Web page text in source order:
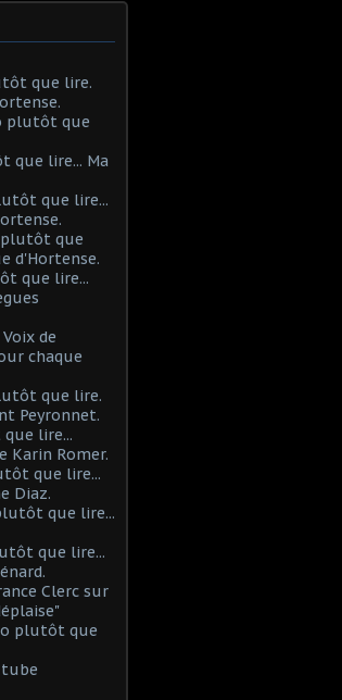
que lire.
plutôt que
que lire... Ma
que lire...
plutôt que
d'Hortense.
que lire...
de
chaque
que lire.
Peyronnet.
lire...
Karin Romer.
que lire...
Diaz.
que lire...
que lire...
Clerc sur
plutôt que